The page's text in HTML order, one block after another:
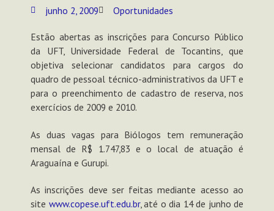
junho 2, 2009 Oportunidades
Estão abertas as inscrições para Concurso Público
da UFT, Universidade Federal de Tocantins, que
objetiva selecionar candidatos para cargos do
quadro de pessoal técnico-administrativos da UFT e
para o preenchimento de cadastro de reserva, nos
exercícios de 2009 e 2010.
As duas vagas para Biólogos tem remuneração
mensal de R$ 1.747,83 e o local de atuação é
Araguaína e Gurupi.
As inscrições deve ser feitas mediante acesso ao
site www.copese.uft.edu.br, até o dia 14 de junho de